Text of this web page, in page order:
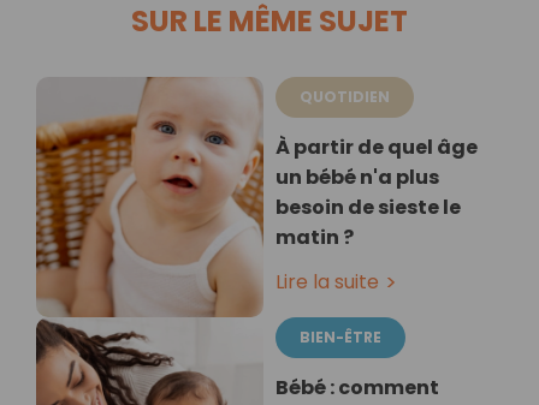
SUR LE MÊME SUJET
QUOTIDIEN
À partir de quel âge
un bébé n'a plus
besoin de sieste le
matin ?
Lire la suite
BIEN-ÊTRE
Bébé : comment